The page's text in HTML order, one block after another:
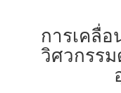
การเคลื่อ
วิศวกรรม